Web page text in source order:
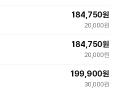
184,750원
20,000원
184,750원
20,000원
199,900원
30,000원